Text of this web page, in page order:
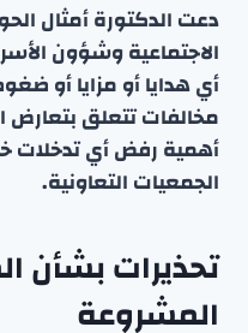
دعت الدكتورة أمثال
الاجتماعية وشؤون
أي هدايا أو مزايا أو
مخالفات تتعلق
أهمية رفض أي تدخلات
الجمعيات التعاونية.
تحذيرات بشأن
المشروعة